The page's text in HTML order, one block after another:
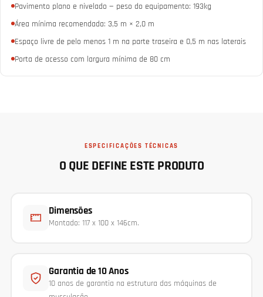
Pavimento plano e nivelado — peso do equipamento: 193kg
Área mínima recomendada: 3,5 m × 2,0 m
Espaço livre de pelo menos 1 m na parte traseira e 0,5 m nas laterais
Porta de acesso com largura mínima de 80 cm
ESPECIFICAÇÕES TÉCNICAS
O QUE DEFINE ESTE PRODUTO
Dimensões
Montado: 117 x 100 x 146cm.
Garantia de 10 Anos
10 anos de garantia na estrutura das máquinas de